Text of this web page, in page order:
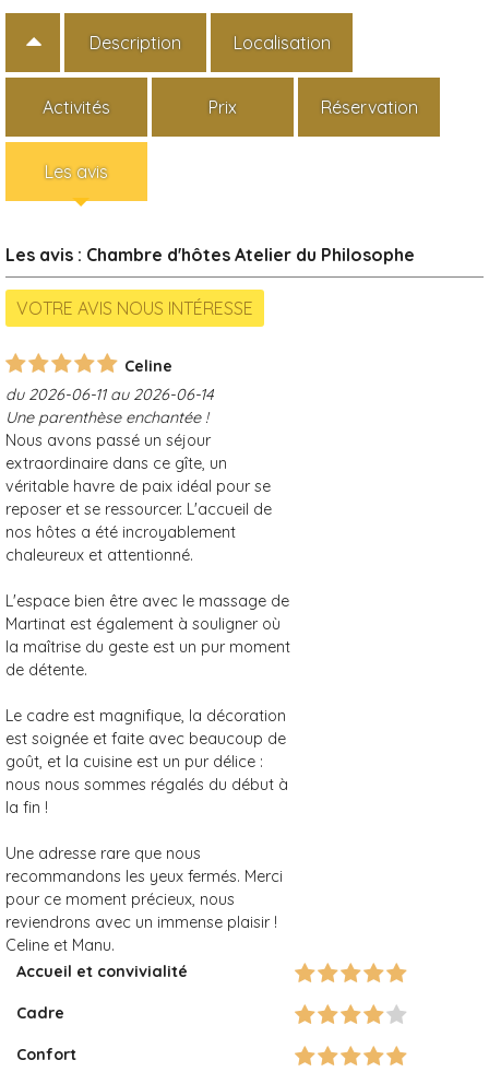
Description Localisation
Activités Prix Réservation
Les avis
Les avis : Chambre d'hôtes Atelier du Philosophe
Celine
du 2026-06-11 au 2026-06-14
​Une parenthèse enchantée !
Nous avons passé un séjour
extraordinaire dans ce gîte, un
véritable havre de paix idéal pour se
reposer et se ressourcer. L'accueil de
nos hôtes a été incroyablement
chaleureux et attentionné.
L'espace bien être avec le massage de
Martinat est également à souligner où
la maîtrise du geste est un pur moment
de détente.
​Le cadre est magnifique, la décoration
est soignée et faite avec beaucoup de
goût, et la cuisine est un pur délice :
nous nous sommes régalés du début à
la fin !
​Une adresse rare que nous
recommandons les yeux fermés. Merci
pour ce moment précieux, nous
reviendrons avec un immense plaisir !
Celine et Manu.
Accueil et convivialité
Cadre
Confort